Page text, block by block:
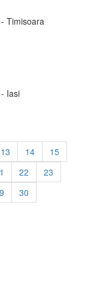
Timisoara
Iasi
13 14
15
22
23
30